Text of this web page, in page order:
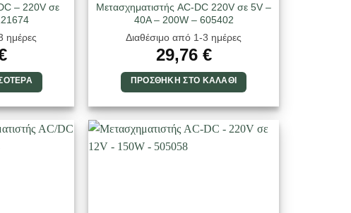
– 220V σε
ημέρες
Μετασχηματιστής AC-DC 220V σε 5V –
40A – 200W – 605402
Διαθέσιμο από 1-3 ημέρες
29,76 €
ΠΡΟΣΘΉΚΗ ΣΤΟ ΚΑΛΆΘΙ